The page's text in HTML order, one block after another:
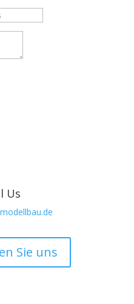
Us
Sie uns